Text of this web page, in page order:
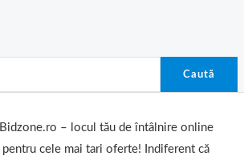
Caută
Bidzone.ro – locul tău de întâlnire online
pentru cele mai tari oferte! Indiferent că